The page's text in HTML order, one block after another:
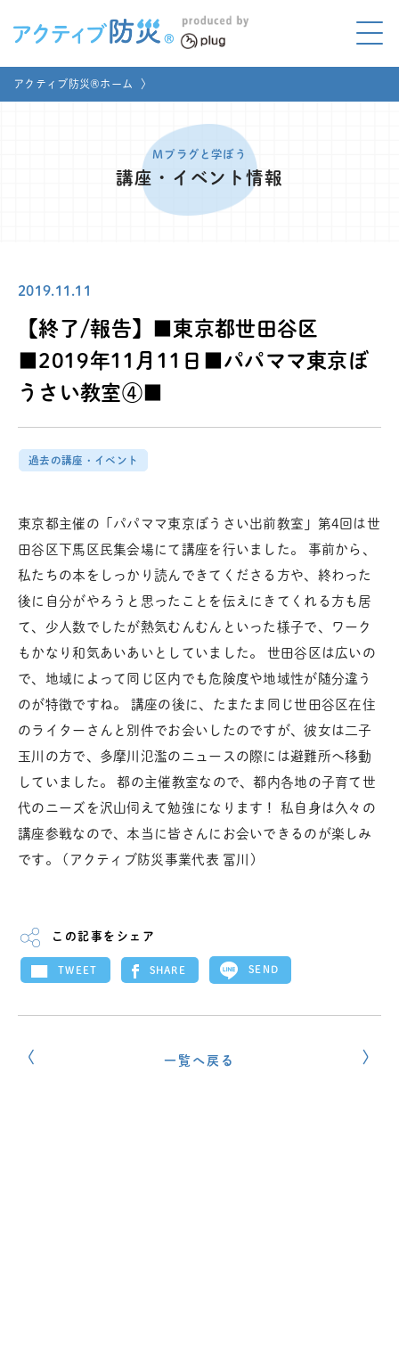
アクティブ防災とは?
家庭でやってみよう
メディア掲載
お問い合わせ
アクティブ防災®ホーム 〉
Mプラグと学ぼう
講座・イベント情報
2019.11.11
【終了/報告】■東京都世田谷区
■2019年11月11日■パパママ東京ぼ
うさい教室④■
過去の講座・イベント
東京都主催の「パパママ東京ぼうさい出前教室」第4回は世
田谷区下馬区民集会場にて講座を行いました。 事前から、
私たちの本をしっかり読んできてくださる方や、終わった
後に自分がやろうと思ったことを伝えにきてくれる方も居
て、少人数でしたが熱気むんむんといった様子で、ワーク
もかなり和気あいあいとしていました。 世田谷区は広いの
で、地域によって同じ区内でも危険度や地域性が随分違う
のが特徴ですね。 講座の後に、たまたま同じ世田谷区在住
のライターさんと別件でお会いしたのですが、彼女は二子
玉川の方で、多摩川氾濫のニュースの際には避難所へ移動
していました。 都の主催教室なので、都内各地の子育て世
代のニーズを沢山伺えて勉強になります！ 私自身は久々の
講座参戦なので、本当に皆さんにお会いできるのが楽しみ
です。 (アクティブ防災事業代表 冨川)
この記事をシェア
TWEET SHARE SEND
一覧へ戻る